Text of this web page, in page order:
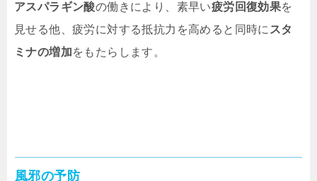
アスパラギン酸の働きにより、素早い疲労回復効果を
見せる他、疲労に対する抵抗力を高めると同時に スタ
ミナの増加をもたらします。
風邪の予防